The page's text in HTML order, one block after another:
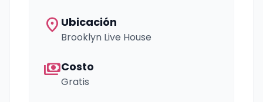
location_on Ubicación
Brooklyn Live House
paymentsCosto
Gratis